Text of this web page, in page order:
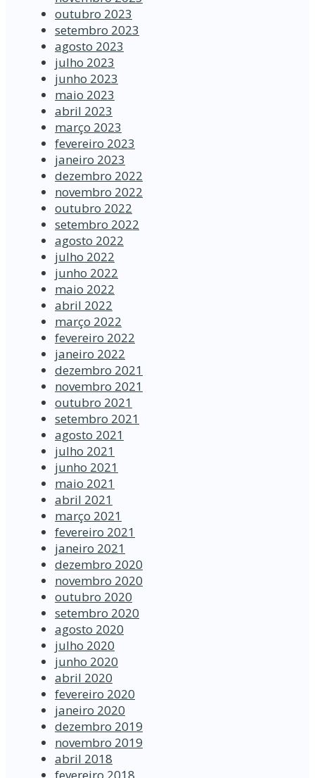
outubro 2023
setembro 2023
agosto 2023
julho 2023
junho 2023
maio 2023
abril 2023
março 2023
fevereiro 2023
janeiro 2023
dezembro 2022
novembro 2022
outubro 2022
setembro 2022
agosto 2022
julho 2022
junho 2022
maio 2022
abril 2022
março 2022
fevereiro 2022
janeiro 2022
dezembro 2021
novembro 2021
outubro 2021
setembro 2021
agosto 2021
julho 2021
junho 2021
maio 2021
abril 2021
março 2021
fevereiro 2021
janeiro 2021
dezembro 2020
novembro 2020
outubro 2020
setembro 2020
agosto 2020
julho 2020
junho 2020
abril 2020
fevereiro 2020
janeiro 2020
dezembro 2019
novembro 2019
abril 2018